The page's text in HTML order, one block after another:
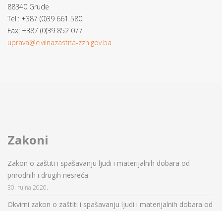
88340 Grude
Tel.: +387 (0)39 661 580
Fax: +387 (0)39 852 077
uprava@civilnazastita-zzh.gov.ba
Zakoni
Zakon o zaštiti i spašavanju ljudi i materijalnih dobara od
prirodnih i drugih nesreća
30. rujna 2020.
Okvirni zakon o zaštiti i spašavanju ljudi i materijalnih dobara od